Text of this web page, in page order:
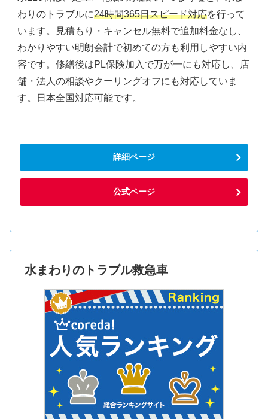
わりのトラブルに24時間365日スピード対応を行って
います。見積もり・キャンセル無料で追加料金なし、
わかりやすい明朗会計で初めての方も利用しやすい内
容です。修繕後はPL保険加入で万が一にも対応し、店
舗・法人の相談やクーリングオフにも対応していま
す。日本全国対応可能です。
詳細ページ
公式ページ
水まわりのトラブル救急車